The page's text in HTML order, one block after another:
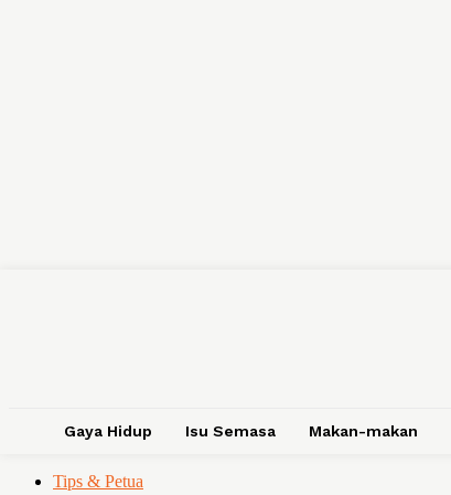
Gaya Hidup Isu Semasa Makan-makan
Tips & Petua